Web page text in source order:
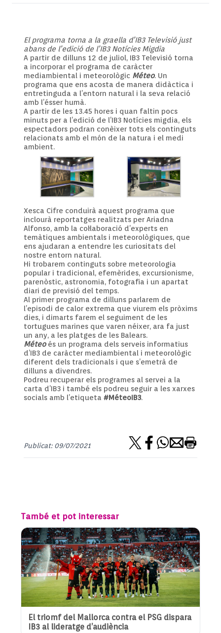
El programa torna a la graella d’IB3 Televisió just
abans de l’edició de l’IB3 Notícies Migdia
A partir de dilluns 12 de juliol, IB3 Televisió torna
a incorporar el programa de caràcter
mediambiental i meteorològic Méteo. Un
programa que ens acosta de manera didàctica i
entretinguda a l’entorn natural i la seva relació
amb l’ésser humà.
A partir de les 13.45 hores i quan faltin pocs
minuts per a l’edició de l’IB3 Notícies migdia, els
espectadors podran conèixer tots els continguts
relacionats amb el món de la natura i el medi
ambient.
Xesca Cifre conduirà aquest programa que
inclourà reportatges realitzats per Ariadna
Alfonso, amb la col·laboració d’experts en
temàtiques ambientals i meteorològiques, que
ens ajudaran a entendre les curiositats del
nostre entorn natural.
Hi trobarem continguts sobre meteorologia
popular i tradicional, efemèrides, excursionisme,
parenòstic, astronomia, fotografia i un apartat
diari de previsió del temps.
Al primer programa de dilluns parlarem de
l’episodi de calor extrema que viurem els pròxims
dies, i dimarts farem el seguiment de les
tortugues marines que varen néixer, ara fa just
un any, a les platges de les Balears.
Méteoés un programa dels serveis informatius
d’IB3 de caràcter mediambiental i meteorològic
diferent dels tradicionals i que s’emetrà de
dilluns a divendres.
Podreu recuperar els programes al servei a la
carta d’IB3 i també els podreu seguir a les xarxes
socials amb l’etiqueta #MéteoIB3.
Publicat: 09/07/2021
També et pot interessar
El triomf del Mallorca contra el PSG dispara
IB3 al lideratge d’audiència